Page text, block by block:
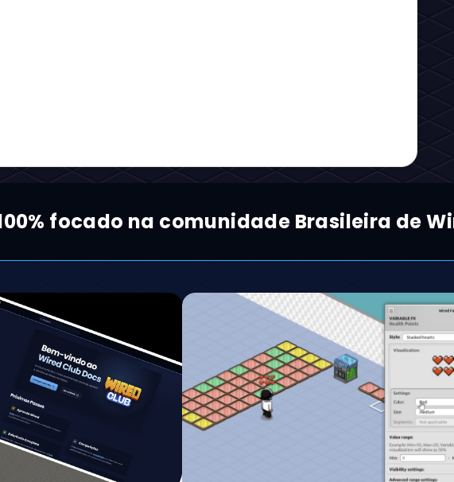
focado na comunidade Brasileira de